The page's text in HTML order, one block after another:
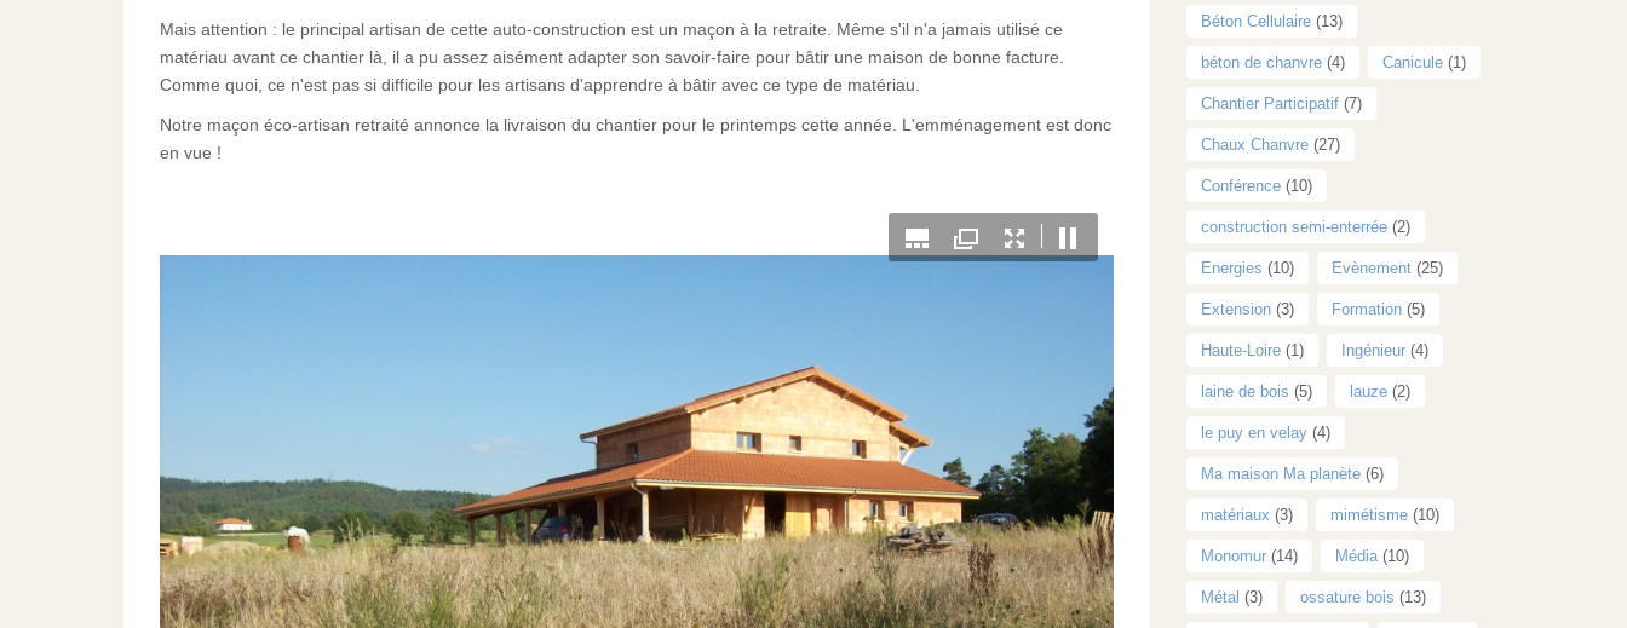
Mais attention : le principal artisan de cette auto-construction est un maçon à la retraite. Même s'il n'a jamais utilisé ce
matériau avant ce chantier là, il a pu assez aisément adapter son savoir-faire pour bâtir une maison de bonne facture.
Comme quoi, ce n'est pas si difficile pour les artisans d'apprendre à bâtir avec ce type de matériau.
Notre maçon éco-artisan retraité annonce la livraison du chantier pour le printemps cette année. L'emménagement est donc
en vue !
Béton Cellulaire(13)
béton de chanvre(4) Canicule(1)
Chantier Participatif(7)
Chaux Chanvre(27)
Conférence(10)
construction semi-enterrée(2)
Energies (10) Evènement(25)
Extension(3) Formation(5)
Haute-Loire(1) Ingénieur(4)
laine de bois (5) lauze(2)
le puy en velay(4)
Ma maison Ma planète(6)
matériaux (3) mimétisme(10)
Monomur(14) Média(10)
Métal (3) ossature bois (13)